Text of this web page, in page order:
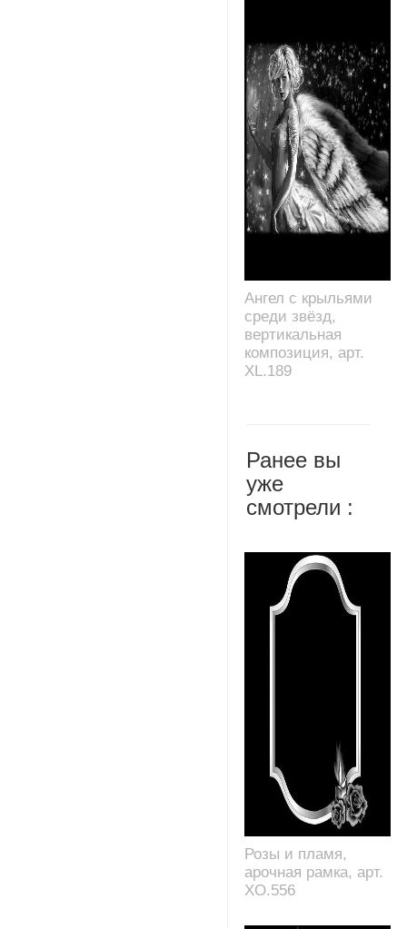
Ангел с крыльями
среди звёзд,
вертикальная
композиция, арт.
XL.189
Ранее вы
уже
смотрели :
Розы и пламя,
арочная рамка, арт.
XO.556